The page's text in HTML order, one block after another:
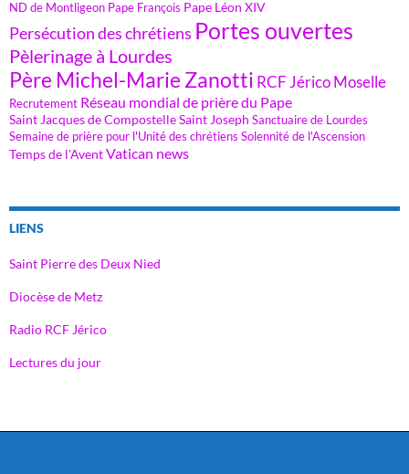
ND de Montligeon Pape François Pape Léon XIV
Persécution des chrétiens Portes ouvertes
Pèlerinage à Lourdes
Père Michel-Marie Zanotti RCF Jérico Moselle
Recrutement Réseau mondial de prière du Pape
Saint Jacques de CompostelleSaint Joseph Sanctuaire de Lourdes
Semaine de prière pour l'Unité des chrétiens Solennité de l'Ascension
Temps de l'AventVatican news
LIENS
Saint Pierre des Deux Nied
Diocèse de Metz
Radio RCF Jérico
Lectures du jour